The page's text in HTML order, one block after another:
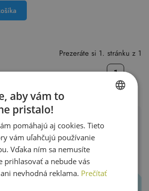
Prezeráte si 1. stránku z 1
1
doplnkami, v ktorých budete
V našej ponuke nájdete veľký
ktoré doladia Váš outfit. Tieto
ale predovšetkým aj praktické.
ENGLISH
aby vám to
pristalo!
pomáhajú aj cookies. Tieto
vám uľahčujú používanie
Vďaka ním sa nemusíte
prihlasovať a nebude vás
nevhodná reklama. Prečítať